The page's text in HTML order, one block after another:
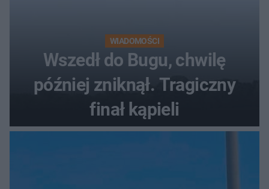
WIADOMOŚCI
Wszedł do Bugu, chwilę
później zniknął. Tragiczny
finał kąpieli